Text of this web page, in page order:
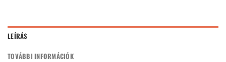
LEÍRÁS
TOVÁBBI INFORMÁCIÓK